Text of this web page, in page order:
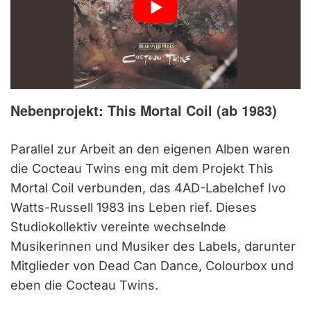
Nebenprojekt: This Mortal Coil (ab 1983)
Parallel zur Arbeit an den eigenen Alben waren
die Cocteau Twins eng mit dem Projekt This
Mortal Coil verbunden, das 4AD-Labelchef Ivo
Watts-Russell 1983 ins Leben rief. Dieses
Studiokollektiv vereinte wechselnde
Musikerinnen und Musiker des Labels, darunter
Mitglieder von Dead Can Dance, Colourbox und
eben die Cocteau Twins.